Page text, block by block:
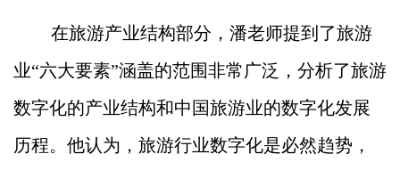
在旅游产业结构部分，潘老师提到了旅游
业“六大要素”涵盖的范围非常广泛，分析了旅游
数字化的产业结构和中国旅游业的数字化发展
历程。他认为，旅游行业数字化是必然趋势，